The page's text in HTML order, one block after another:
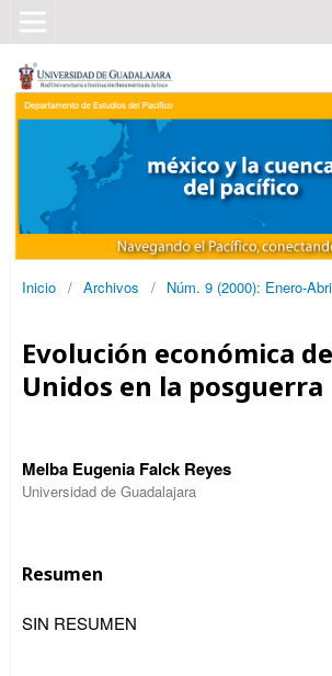
Inicio / Archivos / Núm. 9 (2000): Enero-
Evolución económica
Unidos en la posguerra
Melba Eugenia Falck Reyes
Universidad de Guadalajara
Resumen
SIN RESUMEN